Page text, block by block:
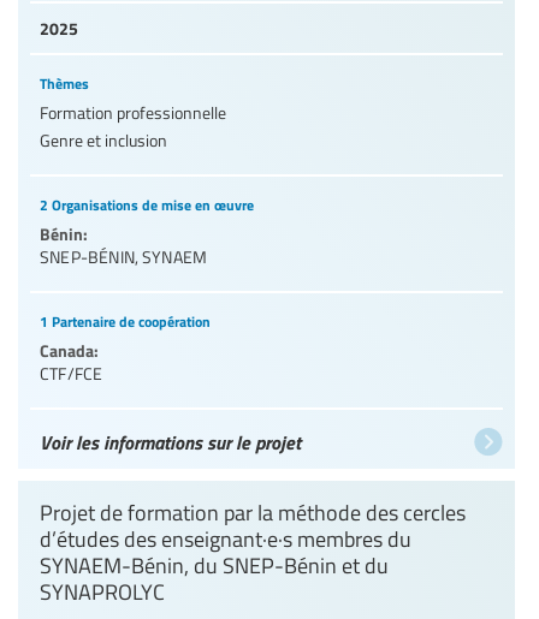
2025
Thèmes
Formation professionnelle
Genre et inclusion
2 Organisations de mise en œuvre
Bénin:
SNEP-BÉNIN, SYNAEM
1 Partenaire de coopération
Canada:
CTF/FCE
Voir les informations sur le projet
Projet de formation par la méthode des cercles
d’études des enseignant·e·s membres du
SYNAEM-Bénin, du SNEP-Bénin et du
SYNAPROLYC